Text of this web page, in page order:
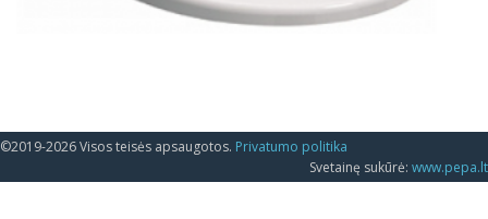
©2019-2026 Visos teisės apsaugotos. Privatumo politika
Svetainę sukūrė: www.pepa.lt